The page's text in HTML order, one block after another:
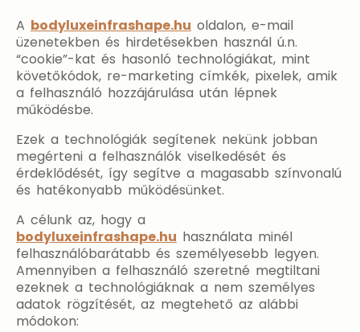
A bodyluxeinfrashape.hu oldalon, e-mail
üzenetekben és hirdetésekben használ ú.n.
“cookie”-kat és hasonló technológiákat, mint
követőkódok, re-marketing címkék, pixelek, amik
a felhasználó hozzájárulása után lépnek
működésbe.
Ezek a technológiák segítenek nekünk jobban
megérteni a felhasználók viselkedését és
érdeklődését, így segítve a magasabb színvonalú
és hatékonyabb működésünket.
A célunk az, hogy a
bodyluxeinfrashape.hu használata minél
felhasználóbarátabb és személyesebb legyen.
Amennyiben a felhasználó szeretné megtiltani
ezeknek a technológiáknak a nem személyes
adatok rögzítését, az megtehető az alábbi
módokon: